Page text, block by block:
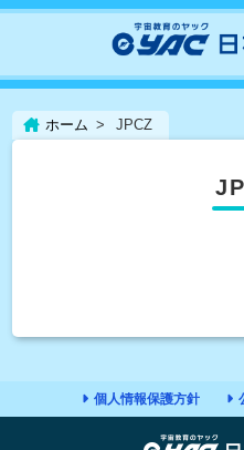
ホーム JPCZ
個人情報保護方針